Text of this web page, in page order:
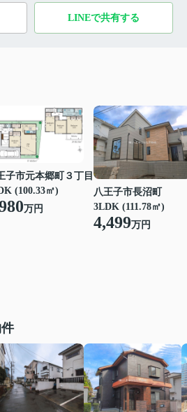
LINEで共有する
子市元本郷町３丁目
(100.33㎡)
万円
八王子市長沼町
3LDK (111.78㎡)
4,499万円